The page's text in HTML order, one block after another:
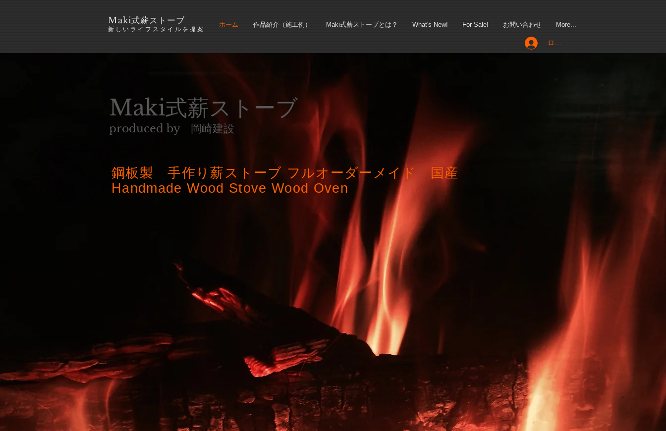
​Maki式薪ストーブ ホーム 作品紹介（施工例） Maki式薪ストーブとは？ What's New! For Sale! お問い合わせ More...
新しいライフスタイルを提案
ログイン
Maki式薪ストーブ
produced by 岡崎建設
鋼板製 手作り薪ストーブ フルオーダーメイド 国産
Handmade Wood Stove Wood Oven